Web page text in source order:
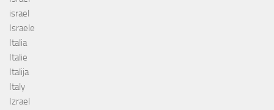
israel
Israele
Italia
Italie
Italija
Italy
Izrael